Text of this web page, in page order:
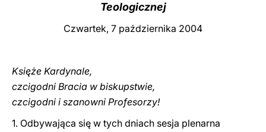
Teologicznej
Czwartek, 7 października 2004
Księże Kardynale,
czcigodni Bracia w biskupstwie,
czcigodni i szanowni Profesorzy!
1. Odbywająca się w tych dniach sesja plenarna